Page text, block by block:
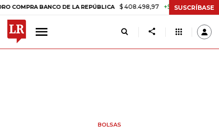
BANCO DE LA REPÚBLICA $ 408.498,97 +$ 8.753,81 +2,19%
SUSCRÍBASE
BOLSAS